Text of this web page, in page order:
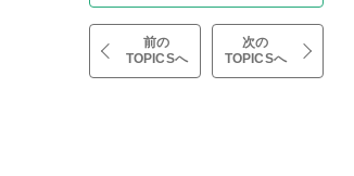
前の
TOPICSへ
次の
TOPICSへ